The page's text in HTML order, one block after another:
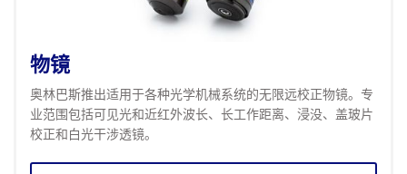
物镜
奥林巴斯推出适用于各种光学机械系统的无限远校正物镜。专
业范围包括可见光和近红外波长、长工作距离、浸没、盖玻片
校正和白光干涉透镜。